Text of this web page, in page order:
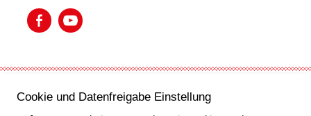
created by Internetgalerie AG
Cookie und Datenfreigabe Einstellung